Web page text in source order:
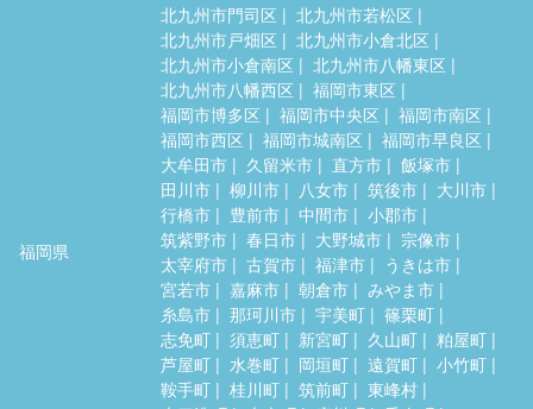
福岡県
北九州市門司区
北九州市若松区
北九州市戸畑区
北九州市小倉北区
北九州市小倉南区
北九州市八幡東区
北九州市八幡西区
福岡市東区
福岡市博多区
福岡市中央区
福岡市南区
福岡市西区
福岡市城南区
福岡市早良区
大牟田市
久留米市 直方市
飯塚市
田川市
柳川市 八女市 筑後市
大川市
行橋市
豊前市 中間市
小郡市
筑紫野市
春日市 大野城市
宗像市
太宰府市
古賀市 福津市
うきは市
宮若市
嘉麻市 朝倉市
みやま市
糸島市
那珂川市 宇美町
篠栗町
志免町
須恵町 新宮町 久山町
粕屋町
芦屋町
水巻町 岡垣町 遠賀町
小竹町
鞍手町
桂川町 筑前町
東峰村